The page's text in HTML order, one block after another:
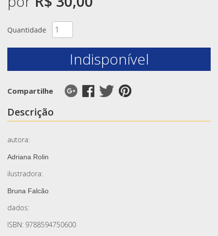
Quantidade
Indisponível
Compartilhe
Descrição
autora:
Adriana Rolin
ilustradora:
Bruna Falcão
dados:
ISBN: 9788594750600